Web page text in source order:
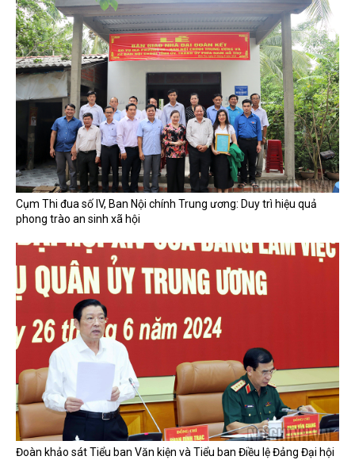
Cụm Thi đua số IV, Ban Nội chính Trung ương: Duy trì hiệu quả
phong trào an sinh xã hội
Đoàn khảo sát Tiểu ban Văn kiện và Tiểu ban Điều lệ Đảng Đại hội